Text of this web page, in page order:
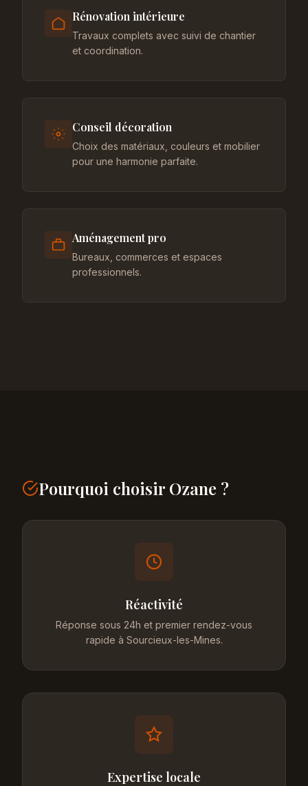
Rénovation intérieure
Travaux complets avec suivi de chantier
et coordination.
Conseil décoration
Choix des matériaux, couleurs et mobilier
pour une harmonie parfaite.
Aménagement pro
Bureaux, commerces et espaces
professionnels.
Pourquoi choisir Ozane ?
Réactivité
Réponse sous 24h et premier rendez-vous
rapide à Sourcieux-les-Mines.
Expertise locale